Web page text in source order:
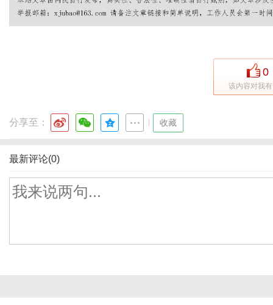
0
该内容对我
分享至： 收藏
最新评论(0)